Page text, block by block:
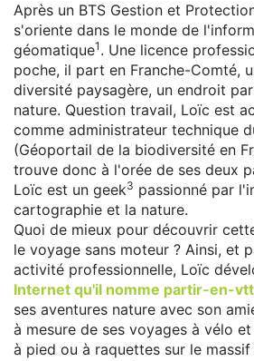
Après un BTS Gestion et
s'oriente dans le monde de
géomatique1 . Une licence
poche, il part en Franche-Comté,
diversité paysagère, un endroit
nature. Question travail, Loïc est
comme administrateur technique
(Géoportail de la biodiversité en
trouve donc à l'orée de ses deux
Loïc est un geek3 passionné par
cartographie et la nature.
Quoi de mieux pour découvrir
le voyage sans moteur ? Ainsi, et
activité professionnelle, Loïc
Internet qu'il nomme partir-en-
ses aventures nature avec son
à mesure de ses voyages à vélo
à pied ou à raquettes sur le